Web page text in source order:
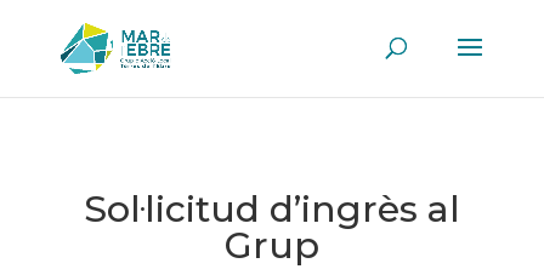
Sol·licitud d’ingrès al
Grup